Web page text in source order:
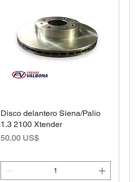
Disco delantero Siena/Palio
1.3 2100 Xtender
Precio
50,00 US$